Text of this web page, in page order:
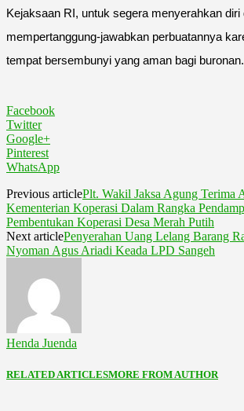
Kejaksaan RI, untuk segera menyerahkan diri
mempertanggung-jawabkan perbuatannya
tempat bersembunyi yang aman bagi
Facebook
Twitter
Google+
Pinterest
WhatsApp
Previous articlePlt. Wakil Jaksa Agung Terima
Kementerian Koperasi Dalam Rangka
Pembentukan Koperasi Desa Merah Putih
Next articlePenyerahan Uang Lelang Barang
Nyoman Agus Ariadi Keada LPD Sangeh
Henda Juenda
RELATED ARTICLESMORE FROM AUTHOR